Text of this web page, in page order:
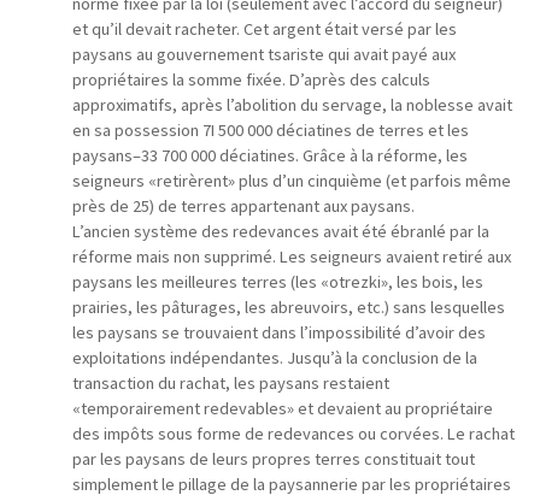
et qu’il devait racheter. Cet argent était versé par les
paysans au gouvernement tsariste qui avait payé aux
propriétaires la somme fixée. D’après des calculs
approximatifs, après l’abolition du servage, la noblesse avait
en sa possession 7I 500 000 déciatines de terres et les
paysans–33 700 000 déciatines. Grâce à la réforme, les
seigneurs «retirèrent» plus d’un cinquième (et parfois même
près de 25) de terres appartenant aux paysans.
L’ancien système des redevances avait été ébranlé par la
réforme mais non supprimé. Les seigneurs avaient retiré aux
paysans les meilleures terres (les «otrezki», les bois, les
prairies, les pâturages, les abreuvoirs, etc.) sans lesquelles
les paysans se trouvaient dans l’impossibilité d’avoir des
exploitations indépendantes. Jusqu’à la conclusion de la
transaction du rachat, les paysans restaient
«temporairement redevables» et devaient au propriétaire
des impôts sous forme de redevances ou corvées. Le rachat
par les paysans de leurs propres terres constituait tout
simplement le pillage de la paysannerie par les propriétaires